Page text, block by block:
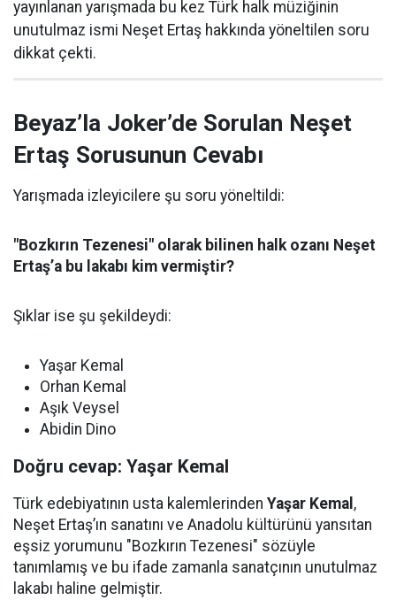
yayınlanan yarışmada bu kez Türk halk müziğinin
unutulmaz ismi Neşet Ertaş hakkında yöneltilen soru
dikkat çekti.
Beyaz’la Joker’de Sorulan Neşet
Ertaş Sorusunun Cevabı
Yarışmada izleyicilere şu soru yöneltildi:
"Bozkırın Tezenesi" olarak bilinen halk ozanı Neşet
Ertaş’a bu lakabı kim vermiştir?
Şıklar ise şu şekildeydi:
Yaşar Kemal
Orhan Kemal
Aşık Veysel
Abidin Dino
Doğru cevap: Yaşar Kemal
Türk edebiyatının usta kalemlerinden Yaşar Kemal ,
Neşet Ertaş’ın sanatını ve Anadolu kültürünü yansıtan
eşsiz yorumunu "Bozkırın Tezenesi" sözüyle
tanımlamış ve bu ifade zamanla sanatçının unutulmaz
lakabı haline gelmiştir.